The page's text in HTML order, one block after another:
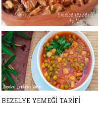
ET SOTE TARİFİ
BEZELYE YEMEĞİ TARİFİ